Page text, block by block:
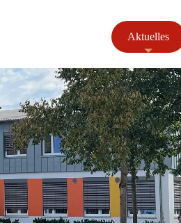
Aktuelles